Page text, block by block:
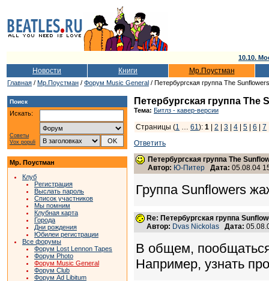
10.10.
Новости Книги Мр.Поустман
Главная / Мр.Поустман / Форум Music General / Петербургская группа The Sunflowers
Поиск
Искать:
Советы
Vox populi
Мр. Поустман
Клуб
Регистрация
Выслать пароль
Список участников
Мы помним
Клубная карта
Города
Дни рождения
Юбилеи регистрации
Все форумы
Форум Lost Lennon Tapes
Форум Photo
Форум Music General
Форум Club
Форум Ad Libitum
Петербургская группа The
Тема: Битлз - кавер-версии
Страницы (1 … 61): 1 2 3 4 5 6 7
Ответить
Петербургская группа The
Автор: Ю-Питер Дата: 05.08.04
Группа Sunflowers
Re: Петербургская группа
Автор: Dvas Nickolas Дата:
В общем,
Например, узнать